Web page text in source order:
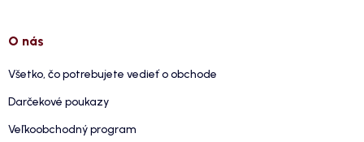
O nás
Všetko, čo potrebujete vedieť o obchode
Darčekové poukazy
Veľkoobchodný program